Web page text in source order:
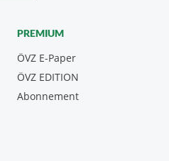
PREMIUM
ÖVZ E-Paper
Abonnement
ÖVZ EDITION